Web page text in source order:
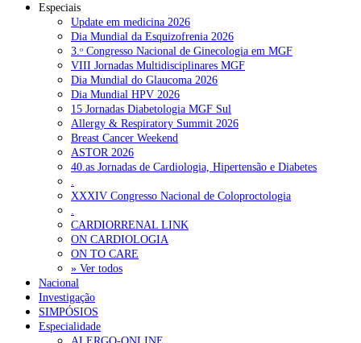
Quase 11.900 jovens recorreram aos cheques psicólogo e
nutricionista no primeiro mês 7 de Agosto, 2026
ULS de Coimbra estreia cirurgia endoscópica do ouvido com
apoio robótico em Portugal 7 de Agosto, 2026
Enfermeiros exigem esclarecimentos sobre eventual gestão
privada da ULS do Algarve 7 de Agosto, 2026
Ordem dos Médicos alerta para riscos no novo sistema de acesso
a consultas e cirurgias 7 de Agosto, 2026
Portugal está a formar os médicos de que precisa? 6 de Agosto,
2026
NOTÍCIAS MAIS LIDAS
Enfermagem Forense. “Da urgência ao tribunal, cada
gesto conta e cada profissional faz a diferença”
203 visualizações
Especiais
Update em medicina 2026
Dia Mundial da Esquizofrenia 2026
3.ᵒ Congresso Nacional de Ginecologia em MGF
VIII Jornadas Multidisciplinares MGF
Dia Mundial do Glaucoma 2026
Dia Mundial HPV 2026
15 Jornadas Diabetologia MGF Sul
Allergy & Respiratory Summit 2026
Breast Cancer Weekend
ASTOR 2026
40.as Jornadas de Cardiologia, Hipertensão e Diabetes
.
XXXIV Congresso Nacional de Coloproctologia
.
CARDIORRENAL LINK
ON CARDIOLOGIA
ON TO CARE
» Ver todos
Nacional
Investigação
SIMPÓSIOS
Especialidade